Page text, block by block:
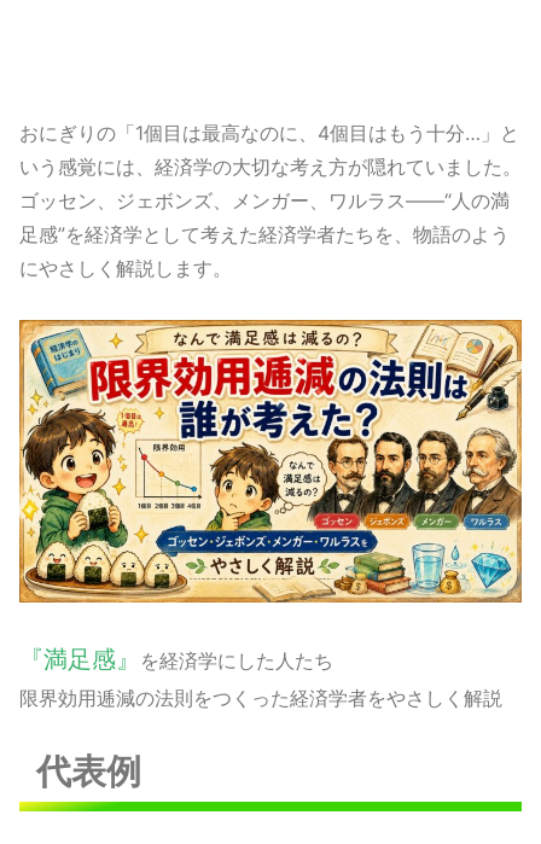
おにぎりの「1個目は最高なのに、4個目はもう十分…」と
いう感覚には、経済学の大切な考え方が隠れていました。
ゴッセン、ジェボンズ、メンガー、ワルラス――“人の満
足感”を経済学として考えた経済学者たちを、物語のよう
にやさしく解説します。
『満足感』
を経済学にした人たち
限界効用逓減の法則をつくった経済学者をやさしく解説
代表例